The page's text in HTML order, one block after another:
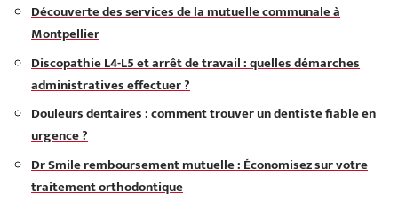
Découverte des services de la mutuelle communale à
Montpellier
Discopathie L4-L5 et arrêt de travail : quelles démarches
administratives effectuer ?
Douleurs dentaires : comment trouver un dentiste fiable en
urgence ?
Dr Smile remboursement mutuelle : Économisez sur votre
traitement orthodontique